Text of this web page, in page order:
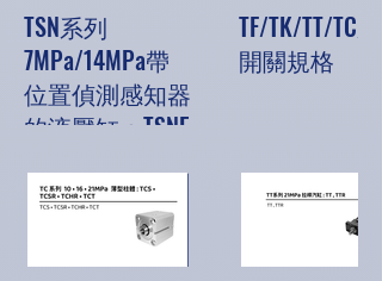
TSN系列
7MPa/14MPa帶
位置偵測感知器
的液壓缸：TSNE
TF/TK/TT/TC系
開關規格